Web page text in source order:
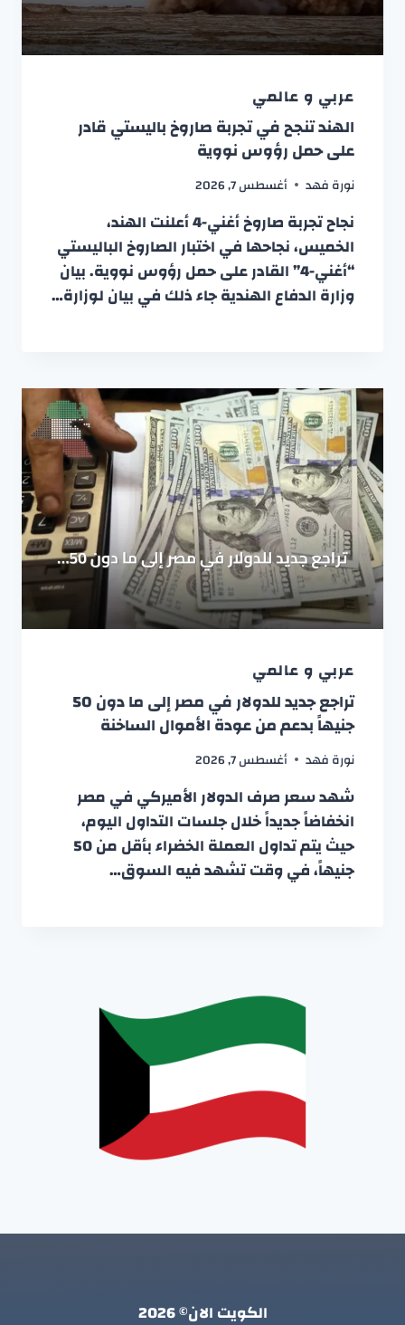
عربي و عالمي
الهند تنجح في تجربة صاروخ باليستي قادر
على حمل رؤوس نووية
نورة فهد أغسطس 7, 2026
نجاح تجربة صاروخ أغني-4 أعلنت الهند،
الخميس، نجاحها في اختبار الصاروخ الباليستي
“أغني-4” القادر على حمل رؤوس نووية. بيان
وزارة الدفاع الهندية جاء ذلك في بيان لوزارة…
عربي و عالمي
تراجع جديد للدولار في مصر إلى ما دون 50
جنيهاً بدعم من عودة الأموال الساخنة
نورة فهد أغسطس 7, 2026
شهد سعر صرف الدولار الأميركي في مصر
انخفاضاً جديداً خلال جلسات التداول اليوم،
حيث يتم تداول العملة الخضراء بأقل من 50
جنيهاً، في وقت تشهد فيه السوق…
الكويت الان© 2026